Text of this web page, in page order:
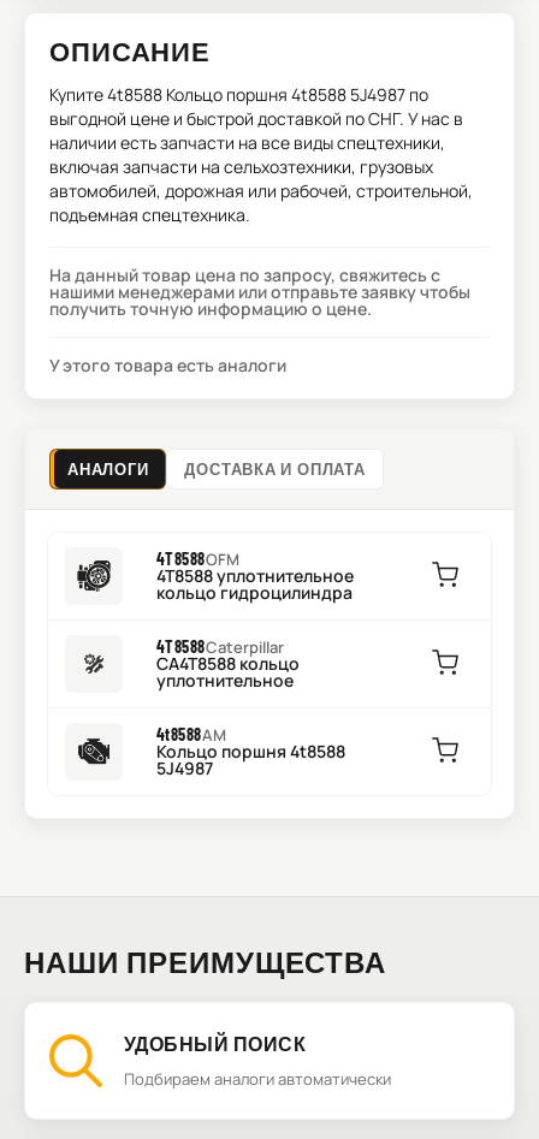
ОПИСАНИЕ
Купите4t8588 Кольцо поршня 4t8588 5J4987 по
выгодной цене и быстрой доставкой по СНГ. У нас в
наличии есть запчасти на все виды спецтехники,
включая запчасти на сельхозтехники, грузовых
автомобилей, дорожная или рабочей, строительной,
подъемная спецтехника.
На данный товар цена по запросу, свяжитесь с
нашими менеджерами или отправьте заявку чтобы
получить точную информацию о цене.
У этого товара есть аналоги
АНАЛОГИ ДОСТАВКА И ОПЛАТА
4T8588OFM
4T8588 уплотнительное
кольцо гидроцилиндра
4T8588Caterpillar
CA4T8588 кольцо
уплотнительное
4t8588AM
Кольцо поршня 4t8588
5J4987
НАШИ ПРЕИМУЩЕСТВА
УДОБНЫЙ ПОИСК
Подбираем аналоги автоматически